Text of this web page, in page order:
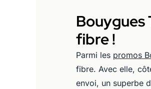
Bouygues
fibre !
Parmi les promos
fibre. Avec elle,
envoi, un superbe